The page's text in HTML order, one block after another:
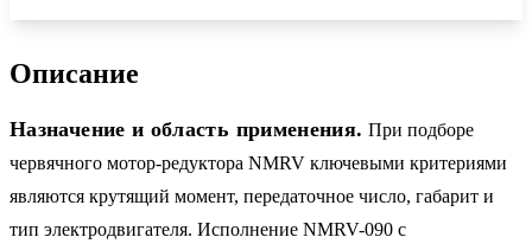
Описание
Назначение и область применения. При подборе
червячного мотор-редуктора NMRV ключевыми критериями
являются крутящий момент, передаточное число, габарит и
тип электродвигателя. Исполнение NMRV-090 с